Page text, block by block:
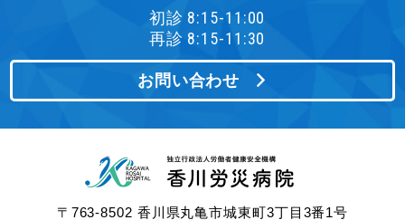
初診 8:15-11:00
再診 8:15-11:30
お問い合わせ
〒763-8502 香川県丸亀市城東町3丁目3番1号